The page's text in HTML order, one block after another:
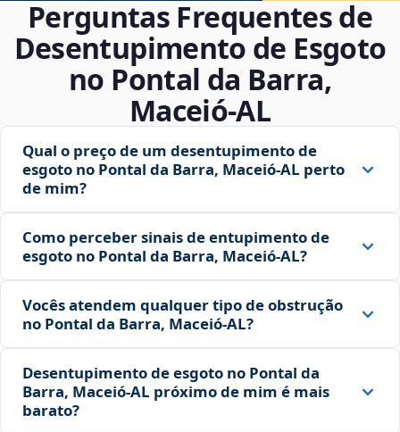
Perguntas Frequentes de
Desentupimento de Esgoto
no Pontal da Barra,
Maceió‑AL
Qual o preço de um desentupimento de
esgoto no Pontal da Barra, Maceió‑AL perto
de mim?
Como perceber sinais de entupimento de
esgoto no Pontal da Barra, Maceió‑AL?
Vocês atendem qualquer tipo de obstrução
no Pontal da Barra, Maceió‑AL?
Desentupimento de esgoto no Pontal da
Barra, Maceió‑AL próximo de mim é mais
barato?